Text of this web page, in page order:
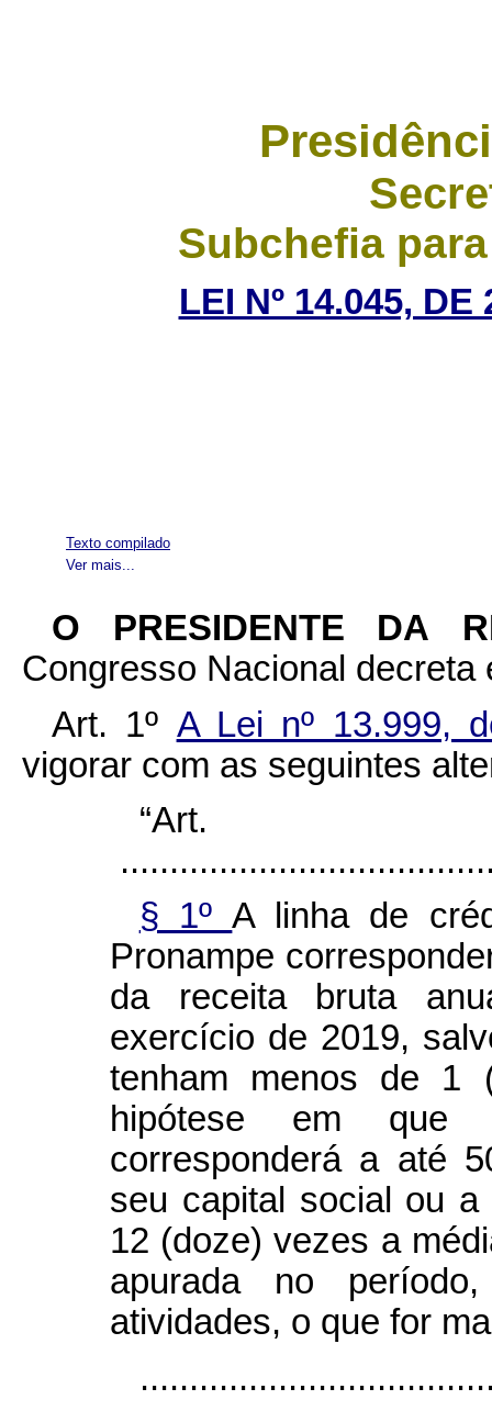
Subchefia
LEI Nº 14.045,
Ver mais...
Texto compilado
O PRESIDENTE DA
Congresso Nacional
Art. 1º A Lei nº 13.999,
vigorar com as seguintes
§ 1ºA linha de
Pronampe
da receita bruta
exercício de 2019,
tenham menos de 1
hipótese em que
corresponderá a até
seu capital social ou
12 (doze) vezes a
apurada no
atividades, o que for